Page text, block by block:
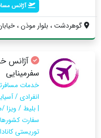
آژانس
گوهردشت ، بلوار موذن ، خیابان
آژانس
سفرمینایی
خدمات
انفرادی /
| بلیط / ویزا
سفارت
توریستی